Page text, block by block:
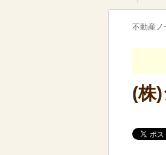
不動産ノ
(株